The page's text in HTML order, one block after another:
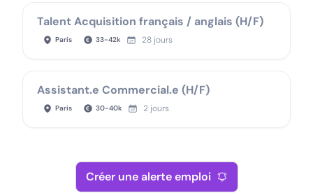
Talent Acquisition français / anglais (H/F)
Paris 33-42k 28 jours
Assistant.e Commercial.e (H/F)
Paris 30-40k 2 jours
Créer une alerte emploi